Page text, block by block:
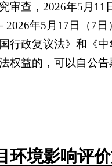
审查，2026年5 月 11
2026年5 月 17 日 （7日
政复议法》和《中
权益的，可以自公
环境影响评价